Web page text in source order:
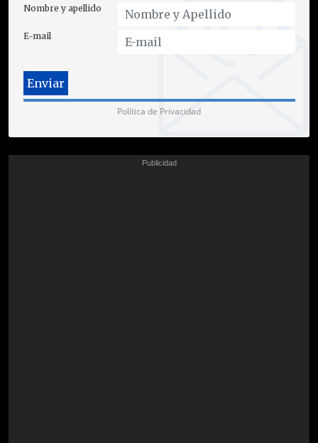
Nombre y apellido
E-mail
Política de Privacidad